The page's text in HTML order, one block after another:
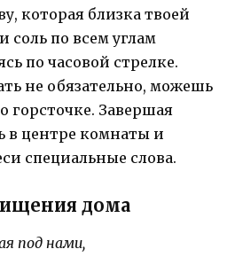
которая близка твоей
соль по всем углам
по часовой стрелке.
не обязательно, можешь
горсточке. Завершая
в центре комнаты и
специальные слова.
дома
под нами,